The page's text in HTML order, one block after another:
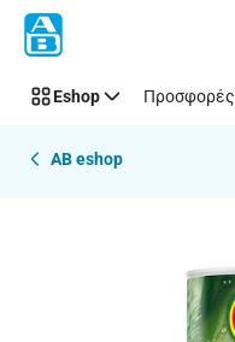
Παράλειψη
Eshop Προσφορές
AB eshop